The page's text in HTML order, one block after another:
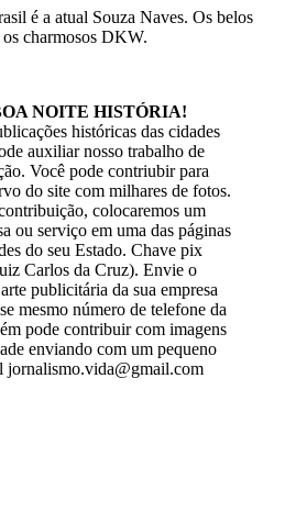
é a atual Souza Naves. Os belos
charmosos DKW.
NOITE HISTÓRIA!
históricas das cidades
auxiliar nosso trabalho de
Você pode contriubir para
do site com milhares de fotos.
colocaremos um
ou serviço em uma das páginas
do seu Estado. Chave pix
Carlos da Cruz). Envie o
publicitária da sua empresa
mesmo número de telefone da
pode contribuir com imagens
enviando com um pequeno
jornalismo.vida@gmail.com